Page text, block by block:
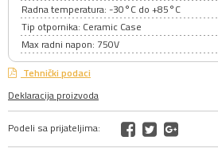
Radna temperatura: -30°C do +85°C
Tip otpornika: Ceramic Case
Max radni napon: 750V
Tehnički podaci
Deklaracija proizvoda
Podeli sa prijateljima: